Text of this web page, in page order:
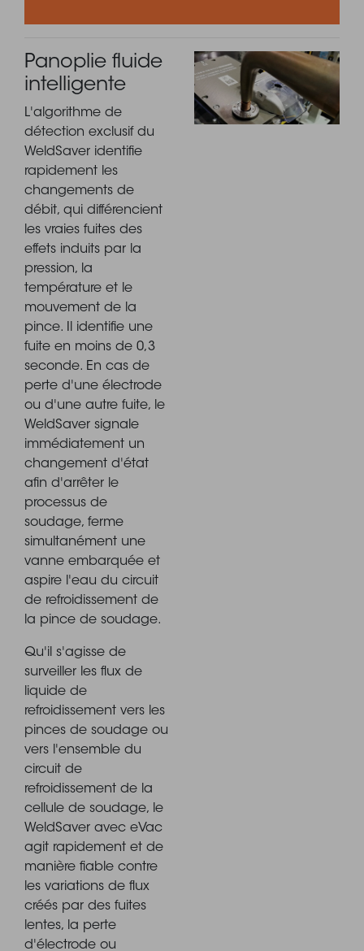
Panoplie fluide
intelligente
L'algorithme de
détection exclusif du
WeldSaver identifie
rapidement les
changements de
débit, qui différencient
les vraies fuites des
effets induits par la
pression, la
température et le
mouvement de la
pince. Il identifie une
fuite en moins de 0,3
seconde. En cas de
perte d'une électrode
ou d'une autre fuite, le
WeldSaver signale
immédiatement un
changement d'état
afin d'arrêter le
processus de
soudage, ferme
simultanément une
vanne embarquée et
aspire l'eau du circuit
de refroidissement de
la pince de soudage.
Qu'il s'agisse de
surveiller les flux de
liquide de
refroidissement vers les
pinces de soudage ou
vers l'ensemble du
circuit de
refroidissement de la
cellule de soudage, le
WeldSaver avec eVac
agit rapidement et de
manière fiable contre
les variations de flux
créés par des fuites
lentes, la perte
d'électrode ou